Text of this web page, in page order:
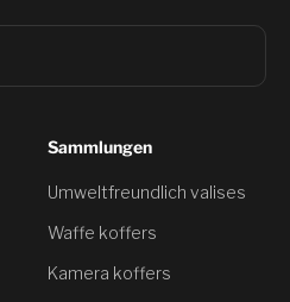
Sammlungen
Umweltfreundlich valises
Waffe koffers
Kamera koffers